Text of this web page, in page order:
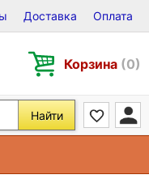
CD и DVD
Доставка Оплата
Корзина (0)
Найти